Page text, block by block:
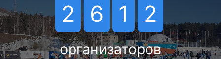
2 6 1 2
организаторов